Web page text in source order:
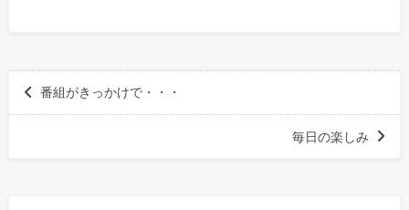
番組がきっかけで・・・
毎日の楽しみ